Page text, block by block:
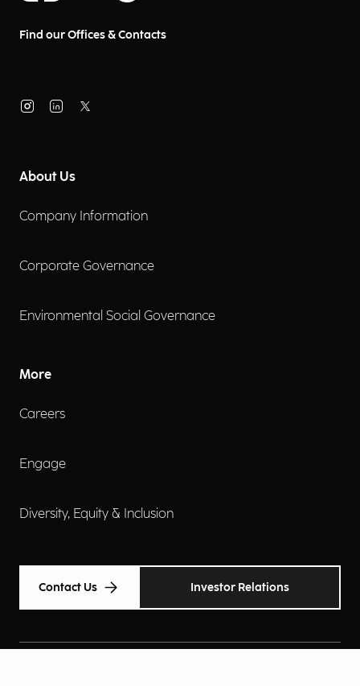
Find our Offices & Contacts
About Us
Company Information
Corporate Governance
Environmental Social Governance
More
Careers
Engage
Diversity, Equity & Inclusion
Contact Us Investor Relations